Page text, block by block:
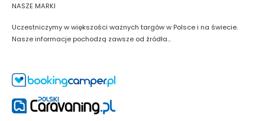
NASZE MARKI
Uczestniczymy w większości ważnych targów w Polsce i na świecie.
Nasze informacje pochodzą zawsze od źródła...